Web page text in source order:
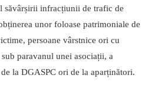
săvârșirii infracțiunii de trafic de
unor foloase patrimoniale de
persoane vârstnice ori cu
paravanul unei asociații, a
la DGASPC ori de la aparținători.